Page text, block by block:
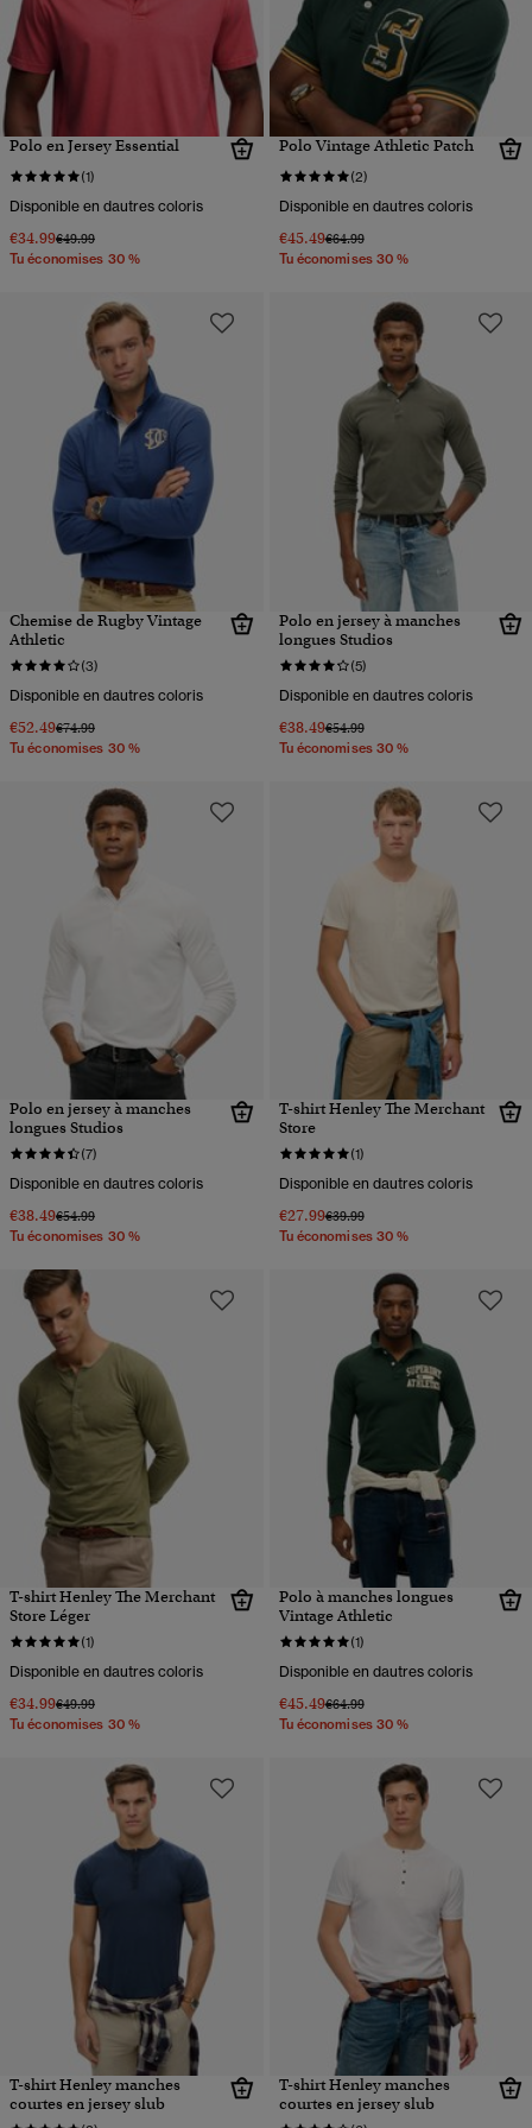
Polo en Jersey Essential
(1)
Disponible en dautres coloris
€34.99Prix réduit de
€49.99à
Tu économises 30 %
Polo Vintage Athletic Patch
(2)
Disponible en dautres coloris
€45.49Prix réduit de
€64.99à
Tu économises 30 %
Chemise de Rugby Vintage
Athletic
(3)
Disponible en dautres coloris
€52.49Prix réduit de
€74.99à
Tu économises 30 %
Polo en jersey à manches
longues Studios
(5)
Disponible en dautres coloris
€38.49Prix réduit de
€54.99à
Tu économises 30 %
Polo en jersey à manches
longues Studios
(7)
Disponible en dautres coloris
€38.49Prix réduit de
€54.99à
Tu économises 30 %
T-shirt Henley The Merchant
Store
(1)
Disponible en dautres coloris
€27.99Prix réduit de
€39.99à
Tu économises 30 %
T-shirt Henley The Merchant
Store Léger
(1)
Disponible en dautres coloris
€34.99Prix réduit de
€49.99à
Tu économises 30 %
Polo à manches longues
Vintage Athletic
(1)
Disponible en dautres coloris
€45.49Prix réduit de
€64.99à
Tu économises 30 %
T-shirt Henley manches
courtes en jersey slub
T-shirt Henley manches
courtes en jersey slub